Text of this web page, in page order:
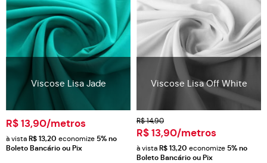
Viscose Lisa Jade
R$ 13,90/metros
à vista R$ 13,20 economize 5%no
Boleto Bancário ou Pix
Viscose Lisa Off White
R$ 14,90
R$ 13,90/metros
à vista R$ 13,20 economize 5%no
Boleto Bancário ou Pix